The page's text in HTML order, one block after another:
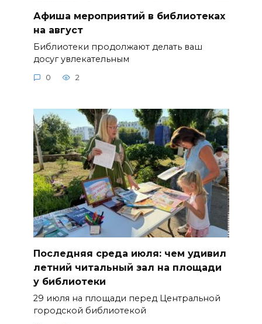
Афиша мероприятий в библиотеках
на август
Библиотеки продолжают делать ваш
досуг увлекательным
0 2
Последняя среда июля: чем удивил
летний читальный зал на площади
у библиотеки
29 июля на площади перед Центральной
городской библиотекой